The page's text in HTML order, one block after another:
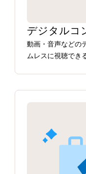
デジタルコ
動画・音声などの
ムレスに視聴でき